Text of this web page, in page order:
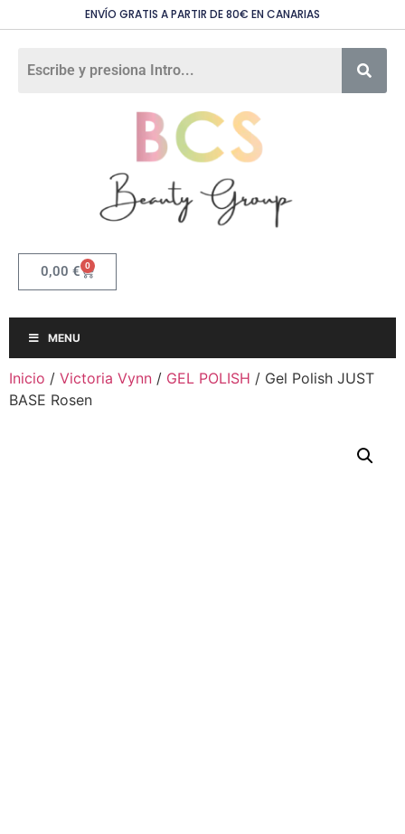
ENVÍO GRATIS A PARTIR DE 80€ EN CANARIAS
0,00 € 0
MENU
Inicio / Victoria Vynn / GEL POLISH / Gel Polish JUST
BASE Rosen